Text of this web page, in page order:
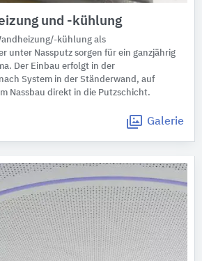
und -kühlung
kühlung als
unter Nassputz sorgen für ein ganzjährig
Der Einbau erfolgt in der
System in der Ständerwand, auf
Nassbau direkt in die Putzschicht.
Galerie